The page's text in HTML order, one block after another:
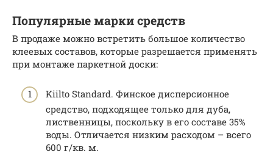
Популярные марки средств
В продаже можно встретить большое количество
клеевых составов, которые разрешается применять
при монтаже паркетной доски:
Kiilto Standard. Финское дисперсионное
средство, подходящее только для дуба,
лиственницы, поскольку в его составе 35%
воды. Отличается низким расходом – всего
600 г/кв. м.